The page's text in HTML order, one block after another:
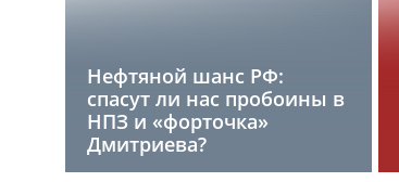
Нефтяной шанс РФ:
спасут ли нас пробоины в
НПЗ и «форточка»
Дмитриева?